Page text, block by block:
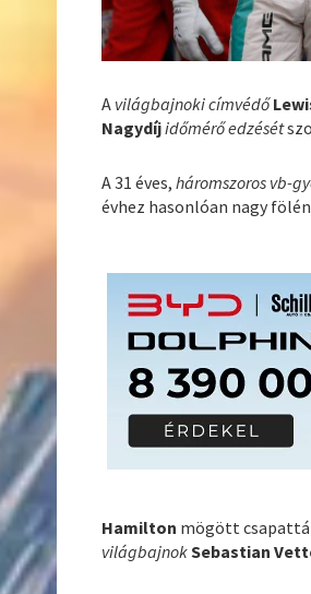
A világbajnoki címvédő
Nagydíjidőmérő edzését
A 31 éves,háromszoros vb-
évhez hasonlóan nagy
Hamilton mögött
világbajnokSebastian